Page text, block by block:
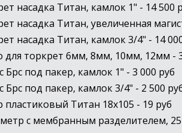
насадка Титан, камлок 1" - 14 500
насадка Титан, увеличенная
насадка Титан, камлок 3/4" - 14
для торкрет 6мм, 8мм, 10мм, 12мм -
Брс под пакер, камлок 1" - 3 000 руб
Брс под пакер, камлок 3/4" - 2 500
пластиковый Титан 18х105 - 19 руб
с мембранным разделителем, 25